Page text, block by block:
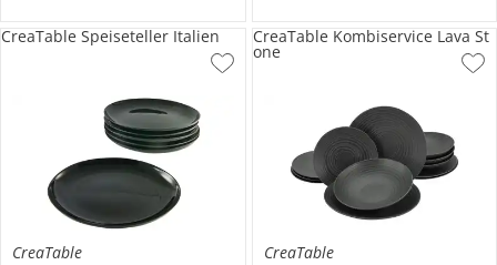
CreaTable
CreaTable Speiseteller Italien
CreaTable
CreaTable Kombiservice Lava St
one